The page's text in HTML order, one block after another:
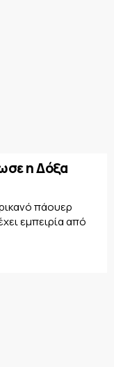
η Δόξα
πάουερ
εμπειρία από